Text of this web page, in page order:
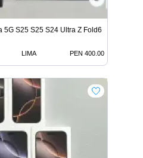
5G S25 S25 S24 Ultra Z Fold6
LIMA PEN 400.00